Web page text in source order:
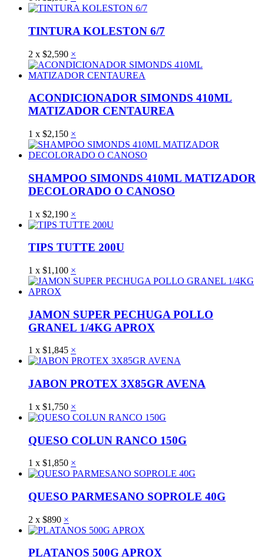
TINTURA KOLESTON 6/7
2 x $2,590 ×
ACONDICIONADOR SIMONDS 410ML
MATIZADOR CENTAUREA
1 x $2,150 ×
SHAMPOO SIMONDS 410ML MATIZADOR
DECOLORADO O CANOSO
1 x $2,190 ×
TIPS TUTTE 200U
1 x $1,100 ×
JAMON SUPER PECHUGA POLLO
GRANEL 1/4KG APROX
1 x $1,845 ×
JABON PROTEX 3X85GR AVENA
1 x $1,750 ×
QUESO COLUN RANCO 150G
1 x $1,850 ×
QUESO PARMESANO SOPROLE 40G
2 x $890 ×
PLATANOS 500G APROX